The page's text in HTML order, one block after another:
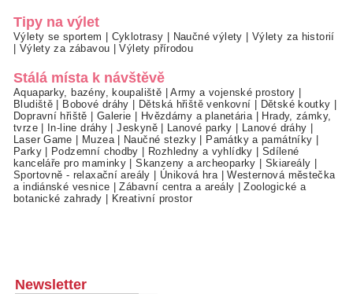
Tipy na výlet
Výlety se sportem Cyklotrasy Naučné výlety
Výlety za historií
Výlety za zábavou |Výlety přírodou
Stálá místa k návštěvě
Aquaparky, bazény, koupaliště |Army a vojenské prostory
Bludiště
Bobové dráhy Dětská hřiště venkovní Dětské koutky
Dopravní hřiště
Galerie Hvězdárny a planetária|
Hrady, zámky,
tvrze| In-line dráhy |Jeskyně| Lanové parky Lanové dráhy
Laser Game
Muzea| Naučné stezky Památky a památníky
Parky| Podzemní chodby Rozhledny a vyhlídky
Sdílené
kanceláře pro maminky |Skanzeny a archeoparky Skiareály
Sportovně - relaxační areály
Úniková hra|Westernová městečka
a indiánské vesnice |Zábavní centra a areály |Zoologické a
botanické zahrady
Kreativní prostor
Newsletter